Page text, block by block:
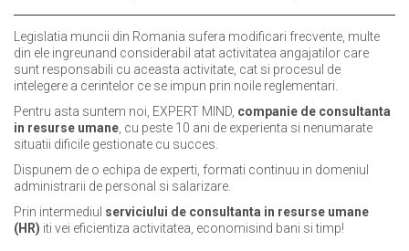
Legislatia muncii din Romania sufera modificari frecvente, multe
din ele ingreunand considerabil atat activitatea angajatilor care
sunt responsabili cu aceasta activitate, cat si procesul de
intelegere a cerintelor ce se impun prin noile reglementari.
Pentru asta suntem noi, EXPERT MIND, companie de consultanta
in resurse umane , cu peste 10 ani de experienta si nenumarate
situatii dificile gestionate cu succes.
Dispunem de o echipa de experti, formati continuu in domeniul
administrarii de personal si salarizare.
Prin intermediul serviciului de consultanta in resurse umane
(HR) iti vei eficientiza activitatea, economisind bani si timp!